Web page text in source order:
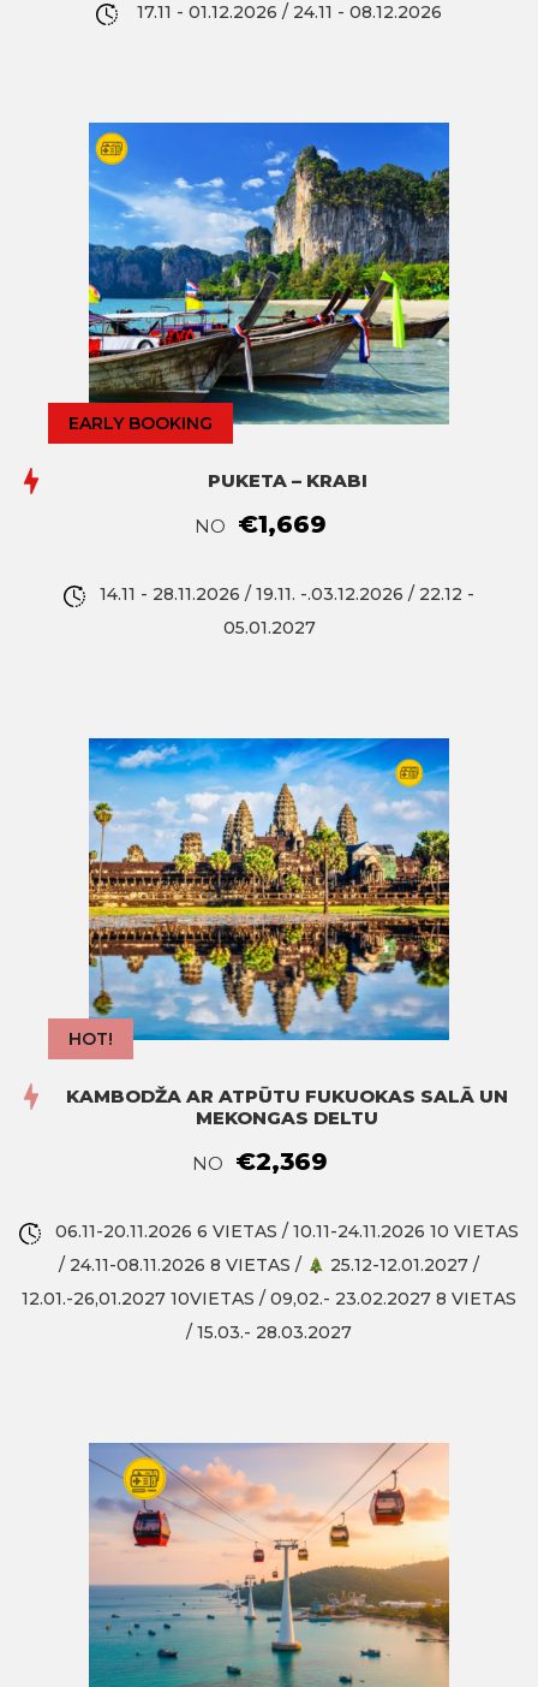
17.11 - 01.12.2026 / 24.11 - 08.12.2026
EARLY BOOKING
PUKETA – KRABI
NO
€1,669
14.11 - 28.11.2026 / 19.11. -.03.12.2026 / 22.12 -
05.01.2027
HOT!
KAMBODŽA AR ATPŪTU FUKUOKAS SALĀ UN
MEKONGAS DELTU
NO
€2,369
06.11-20.11.2026 6 VIETAS / 10.11-24.11.2026 10 VIETAS
/ 24.11-08.11.2026 8 VIETAS /
25.12-12.01.2027 /
12.01.-26,01.2027 10VIETAS / 09,02.- 23.02.2027 8 VIETAS
/ 15.03.- 28.03.2027